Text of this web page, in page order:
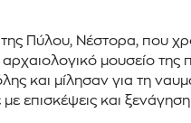
Πύλου, Νέστορα, που
μουσείο της
και μίλησαν για τη
επισκέψεις και